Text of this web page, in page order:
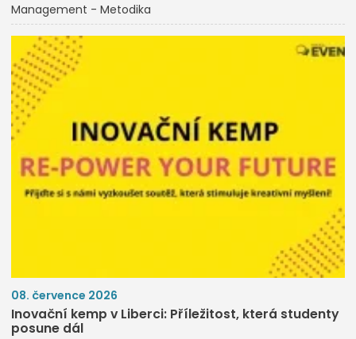
Management - Metodika
08. července 2026
Inovační kemp v Liberci: Příležitost, která studenty
posune dál